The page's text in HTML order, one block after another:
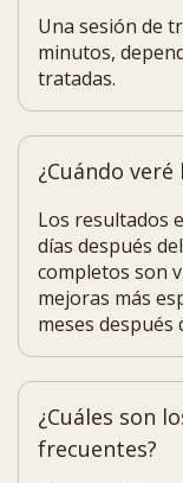
Una sesión de
minutos,
tratadas.
¿Cuándo
Los resultados
días después
completos son
mejoras más
meses
¿Cuáles son
frecuentes?